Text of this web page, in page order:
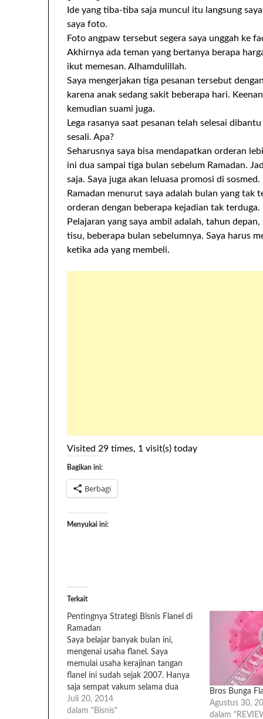
Ide yang tiba-tiba saja muncul itu langsung
saya foto.
Foto angpaw tersebut segera saya unggah ke
Akhirnya ada teman yang bertanya berapa
ikut memesan. Alhamdulillah.
Saya mengerjakan tiga pesanan tersebut
karena anak sedang sakit beberapa hari.
kemudian suami juga.
Lega rasanya saat pesanan telah selesai
sesali. Apa?
Seharusnya saya bisa mendapatkan orderan
ini dua sampai tiga bulan sebelum Ramadan.
saja. Saya juga akan leluasa promosi di sosmed.
Ramadan menurut saya adalah bulan yang tak
orderan dengan beberapa kejadian tak terduga.
Pelajaran yang saya ambil adalah, tahun
tisu, beberapa bulan sebelumnya. Saya harus
ketika ada yang membeli.
Visited 29 times, 1 visit(s) today
Bagikan ini:
Berbagi
Menyukai ini:
Terkait
Pentingnya Strategi Bisnis Flanel di
Ramadan
Saya belajar banyak bulan ini,
mengenai usaha flanel. Saya
memulai usaha kerajinan tangan
flanel ini sudah sejak 2007. Hanya
saja sempat vakum selama dua
tahun. Biasa, karena hamil dan
melahirkan. Apalagi anak kedua.
Juli 20, 2014
dalam "Bisnis"
Bros Bunga
Agustus 30,
dalam